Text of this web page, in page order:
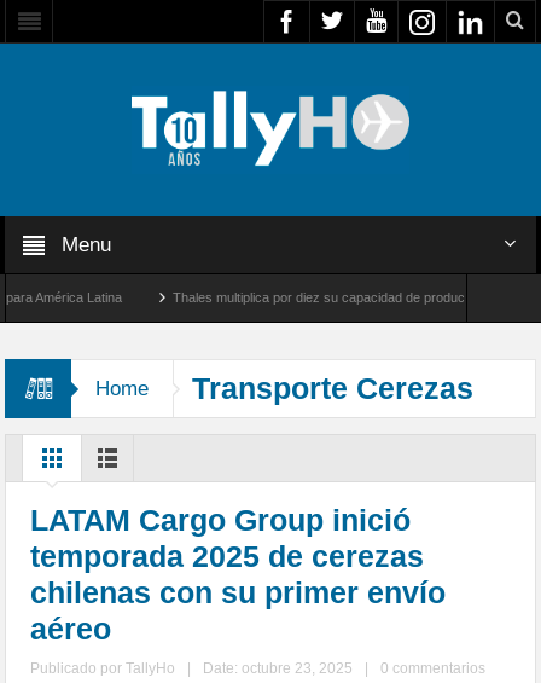
Menu
Latina Thales multiplica por diez su capacidad de producción de radares
Home Transporte Cerezas
LATAM Cargo Group inició
temporada 2025 de cerezas
chilenas con su primer envío
aéreo
Publicado porTallyHo Date: octubre 23, 2025
0 commentarios